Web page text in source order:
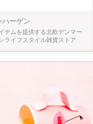
ハーゲン
テムを提供する北欧デンマー
ライフスタイル雑貨ストア